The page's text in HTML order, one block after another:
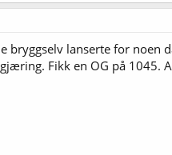
bryggselv lanserte for noen
Fikk en OG på 1045.